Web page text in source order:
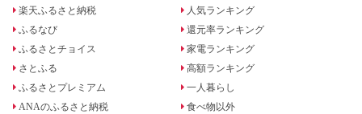
楽天ふるさと納税
ふるなび
ふるさとチョイス
さとふる
ふるさとプレミアム
ANAのふるさと納税
人気ランキング
還元率ランキング
家電ランキング
高額ランキング
一人暮らし
食べ物以外